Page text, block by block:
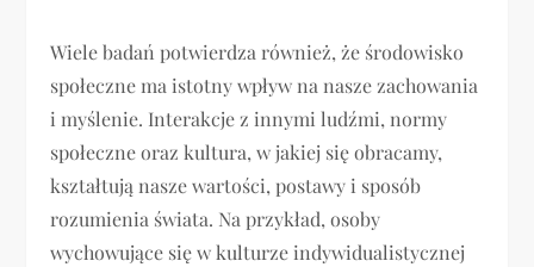
Wiele badań potwierdza również, że środowisko
społeczne ma istotny wpływ na nasze zachowania
i myślenie. Interakcje z innymi ludźmi, normy
społeczne oraz kultura, w jakiej się obracamy,
kształtują nasze wartości, postawy i sposób
rozumienia świata. Na przykład, osoby
wychowujące się w kulturze indywidualistycznej